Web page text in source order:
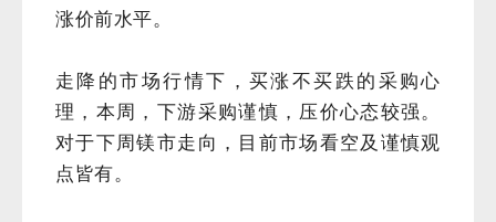
涨价前水平。
走降的市场行情下，买涨不买跌的采购心
理，本周，下游采购谨慎，压价心态较强。
对于下周镁市走向，目前市场看空及谨慎观
点皆有。